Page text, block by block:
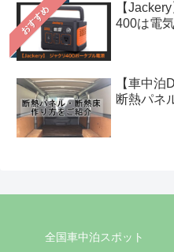
おすすめ
【
400は電
【車中泊
断熱パネ
全国車中泊スポット